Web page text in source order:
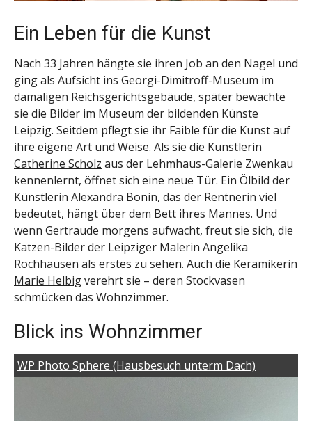
Ein Leben für die Kunst
Nach 33 Jahren hängte sie ihren Job an den Nagel und
ging als Aufsicht ins Georgi-Dimitroff-Museum im
damaligen Reichsgerichtsgebäude, später bewachte
sie die Bilder im Museum der bildenden Künste
Leipzig. Seitdem pflegt sie ihr Faible für die Kunst auf
ihre eigene Art und Weise. Als sie die Künstlerin
Catherine Scholz aus der Lehmhaus-Galerie Zwenkau
kennenlernt, öffnet sich eine neue Tür. Ein Ölbild der
Künstlerin Alexandra Bonin, das der Rentnerin viel
bedeutet, hängt über dem Bett ihres Mannes. Und
wenn Gertraude morgens aufwacht, freut sie sich, die
Katzen-Bilder der Leipziger Malerin Angelika
Rochhausen als erstes zu sehen. Auch die Keramikerin
Marie Helbigverehrt sie – deren Stockvasen
schmücken das Wohnzimmer.
Blick ins Wohnzimmer
WP Photo Sphere (Hausbesuch unterm Dach)